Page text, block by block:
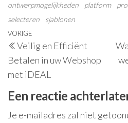
ontwerpmogelijkheden
platform
selecteren
sjablonen
Berichtnavigatie
Vorig
bericht
VORIGE
Veilig en Efficiënt
Betalen in uw Webshop
met iDEAL
Een reactie
Je e-mailadres zal niet